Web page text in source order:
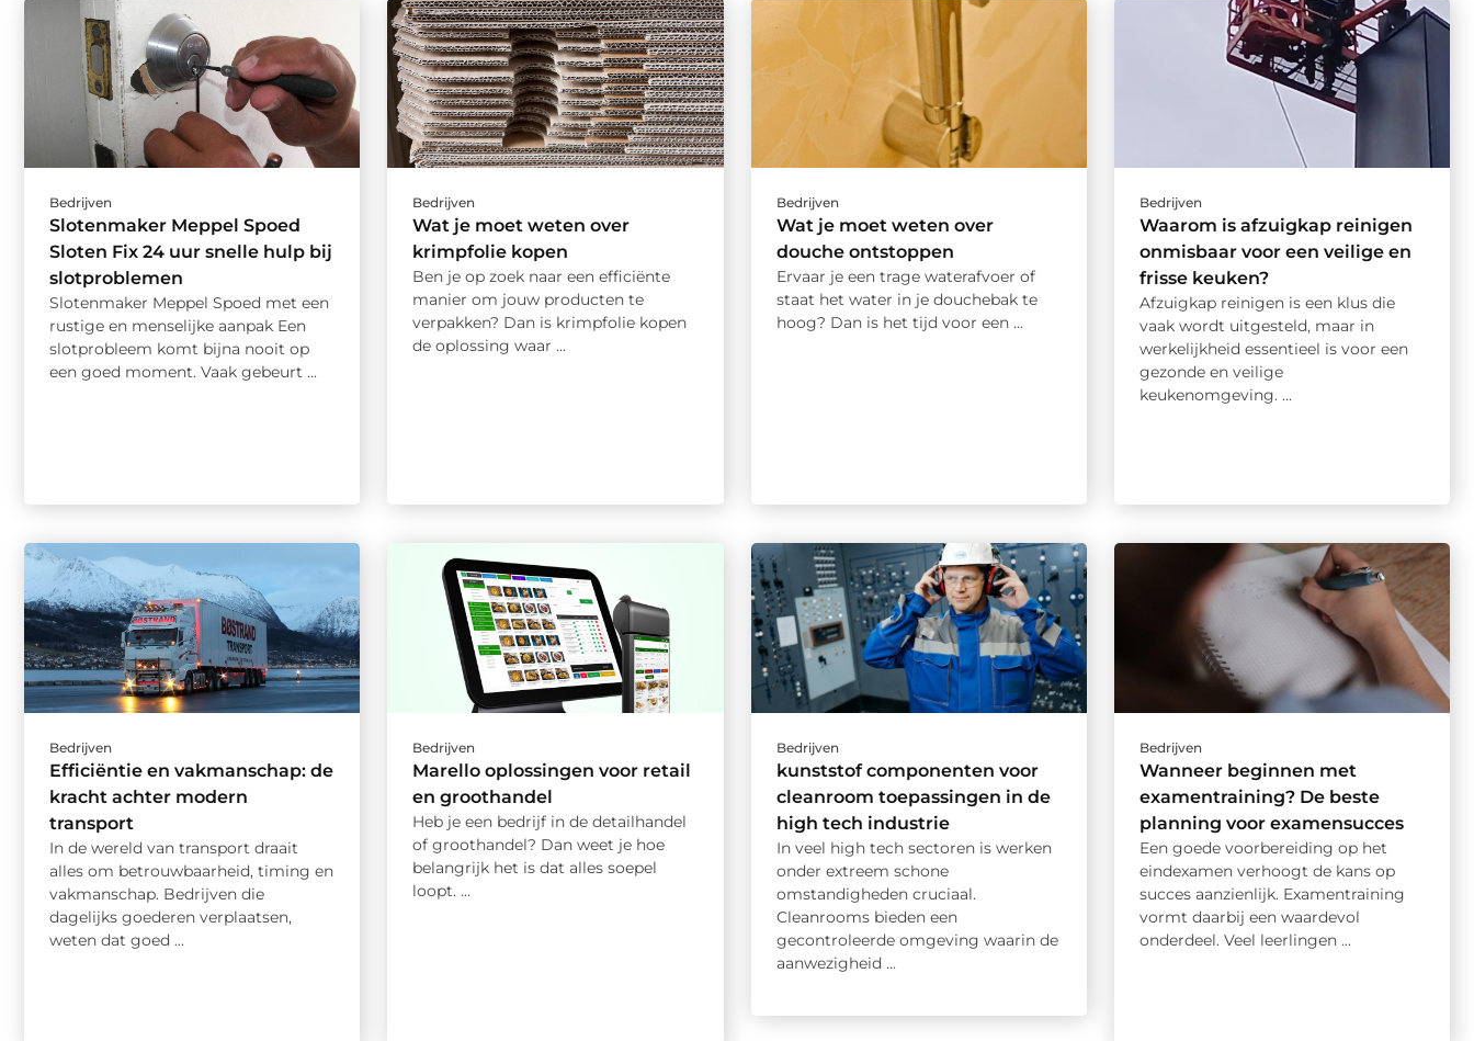
Bedrijven
Slotenmaker Meppel Spoed
Sloten Fix 24 uur snelle hulp bij
slotproblemen
Slotenmaker Meppel Spoed met een
rustige en menselijke aanpak Een
slotprobleem komt bijna nooit op
een goed moment. Vaak gebeurt ...
Bedrijven
Wat je moet weten over
krimpfolie kopen
Ben je op zoek naar een efficiënte
manier om jouw producten te
verpakken? Dan is krimpfolie kopen
de oplossing waar ...
Bedrijven
Wat je moet weten over
douche ontstoppen
Ervaar je een trage waterafvoer of
staat het water in je douchebak te
hoog? Dan is het tijd voor een ...
Bedrijven
Waarom is afzuigkap reinigen
onmisbaar voor een veilige en
frisse keuken?
Afzuigkap reinigen is een klus die
vaak wordt uitgesteld, maar in
werkelijkheid essentieel is voor een
gezonde en veilige
keukenomgeving. ...
Bedrijven
Efficiëntie en vakmanschap: de
kracht achter modern
transport
In de wereld van transport draait
alles om betrouwbaarheid, timing en
vakmanschap. Bedrijven die
dagelijks goederen verplaatsen,
weten dat goed ...
Bedrijven
Marello oplossingen voor retail
en groothandel
Heb je een bedrijf in de detailhandel
of groothandel? Dan weet je hoe
belangrijk het is dat alles soepel
loopt. ...
Bedrijven
kunststof componenten voor
cleanroom toepassingen in de
high tech industrie
In veel high tech sectoren is werken
onder extreem schone
omstandigheden cruciaal.
Cleanrooms bieden een
gecontroleerde omgeving waarin de
aanwezigheid ...
Bedrijven
Wanneer beginnen met
examentraining? De beste
planning voor examensucces
Een goede voorbereiding op het
eindexamen verhoogt de kans op
succes aanzienlijk. Examentraining
vormt daarbij een waardevol
onderdeel. Veel leerlingen ...